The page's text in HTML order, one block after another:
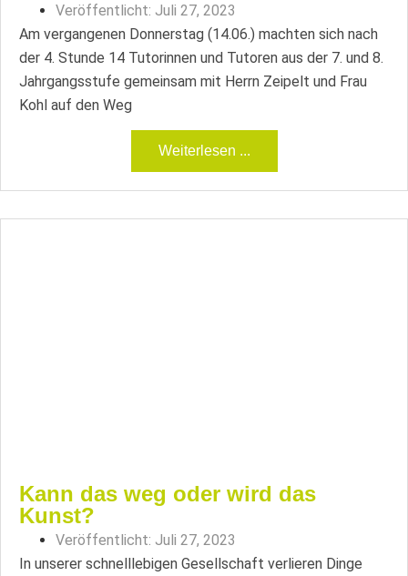
Veröffentlicht: Juli 27, 2023
Am vergangenen Donnerstag (14.06.) machten sich nach
der 4. Stunde 14 Tutorinnen und Tutoren aus der 7. und 8.
Jahrgangsstufe gemeinsam mit Herrn Zeipelt und Frau
Kohl auf den Weg
Weiterlesen ...
Kann das weg oder wird das
Kunst?
Veröffentlicht: Juli 27, 2023
In unserer schnelllebigen Gesellschaft verlieren Dinge